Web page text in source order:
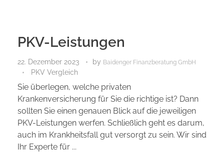
PKV-Leistungen
22. Dezember 2023 by Baidenger Finanzberatung GmbH
PKV Vergleich
Sie überlegen, welche privaten
Krankenversicherung für Sie die richtige ist? Dann
sollten Sie einen genauen Blick auf die jeweiligen
PKV-Leistungen werfen. Schließlich geht es darum,
auch im Krankheitsfall gut versorgt zu sein. Wir sind
Ihr Experte für ...